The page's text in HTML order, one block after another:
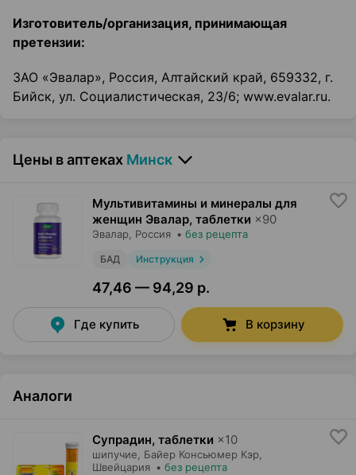
Изготовитель/организация, принимающая
претензии:
ЗАО «Эвалар», Россия, Алтайский край, 659332, г.
Бийск, ул. Социалистическая, 23/6; www.evalar.ru.
Цены в аптеках Минск
Мультивитамины и минералы для
женщин Эвалар, таблетки ×90
Эвалар, Россия • без рецепта
БАД Инструкция
47,46 — 94,29 р.
Где купить В корзину
Аналоги
Супрадин, таблетки ×10
шипучие, Байер Консьюмер Кэр,
Швейцария • без рецепта